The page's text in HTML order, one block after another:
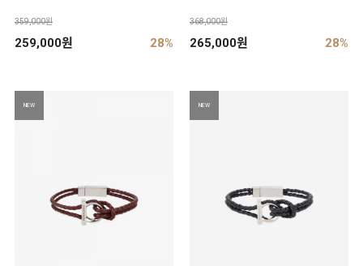
359,000원
259,000원 28%
368,000원
265,000원 28%
NEW NEW